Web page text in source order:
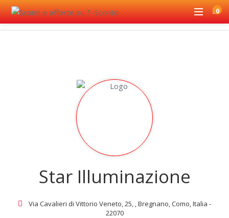
0
Star Illuminazione
Via Cavalieri di Vittorio Veneto, 25, , Bregnano, Como, Italia -
22070